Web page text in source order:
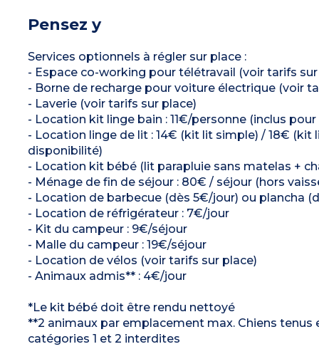
Pensez y
Services optionnels à régler sur place :
- Espace co-working pour télétravail (voir tarifs
- Borne de recharge pour voiture électrique (voir
- Laverie (voir tarifs sur place)
- Location kit linge bain : 11€/personne (inclus
- Location linge de lit : 14€ (kit lit simple) / 18€
disponibilité)
- Location kit bébé (lit parapluie sans matelas +
- Ménage de fin de séjour : 80€ / séjour (hors
- Location de barbecue (dès 5€/jour) ou plancha
- Location de réfrigérateur : 7€/jour
- Kit du campeur : 9€/séjour
- Malle du campeur : 19€/séjour
- Location de vélos (voir tarifs sur place)
- Animaux admis** : 4€/jour
*Le kit bébé doit être rendu nettoyé
**2 animaux par emplacement max. Chiens
catégories 1 et 2 interdites